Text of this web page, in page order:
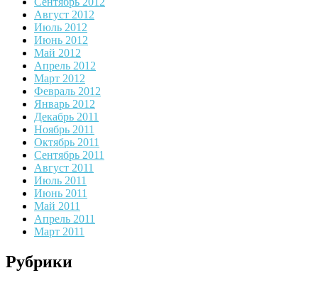
Август 2012
Июль 2012
Июнь 2012
Май 2012
Апрель 2012
Март 2012
Февраль 2012
Январь 2012
Декабрь 2011
Ноябрь 2011
Октябрь 2011
Сентябрь 2011
Август 2011
Июль 2011
Июнь 2011
Май 2011
Апрель 2011
Март 2011
Рубрики